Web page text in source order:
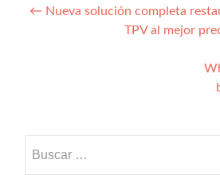
Navegación
← Nueva solución completa
TPV al mejor